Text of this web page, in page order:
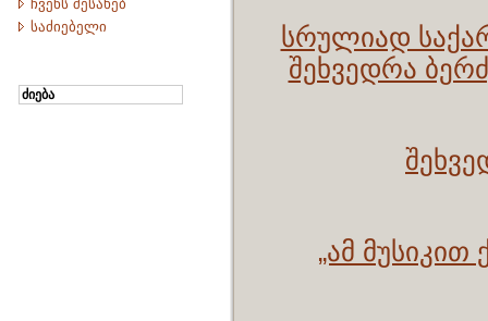
ჩვენს შესახებ
საძიებელი
სრულიად
შეხვედრა
„ამ